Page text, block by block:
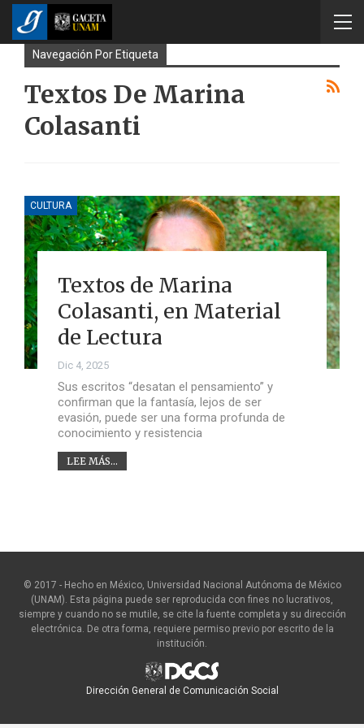
Navegación Por Etiqueta
Textos De Marina
Colasanti
CULTURA
Textos de Marina
Colasanti, en Material
de Lectura
Dic 4, 2025
Sus escritos “desatan el pensamiento” y
confirman que la fantasía, lejos de ser
evasión, puede ser una forma profunda de
conocimiento y resistencia
LEE MÁS...
© 2017 - Hecho en México, Universidad Nacional Autónoma de México
(UNAM). Esta página puede ser reproducida con fines no lucrativos,
siempre y cuando no se mutile, se cite la fuente completa y su dirección
electrónica. De otra forma, requiere permiso previo por escrito de la
institución.
Dirección General de Comunicación Social